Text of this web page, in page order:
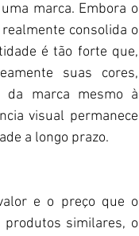
marca. Embora o
consolida o
é tão forte que,
suas cores,
da marca mesmo à
visual permanece
a longo prazo.
e o preço que o
produtos similares, o